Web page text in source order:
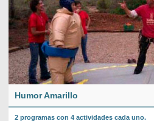
Humor Amarillo
2 programas con 4 actividades cada uno.